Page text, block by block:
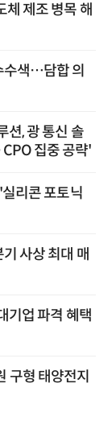
제조 병목 해
수색…담합 의
션, 광 통신 솔
집중 공략'
리콘 포토닉
사상 최대 매
기업 파격 혜택
구형 태양전지